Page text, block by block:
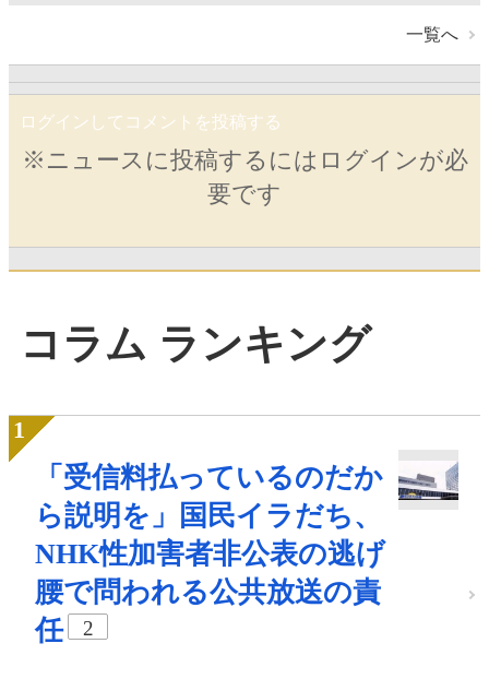
一覧へ
ログインしてコメントを投稿する
※ニュースに投稿するにはログインが必
要です
コラム ランキング
「受信料払っているのだか
ら説明を」国民イラだち、
NHK性加害者非公表の逃げ
腰で問われる公共放送の責
任
2